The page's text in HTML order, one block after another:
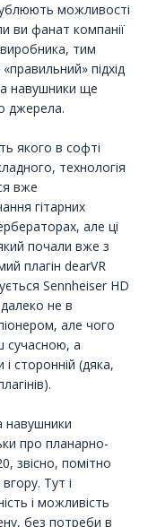
можливості
ви фанат компанії
тим
підхід
навушники ще
джерела.
якого в софті
технологія
вже
гітарних
але ці
почали вже з
плагін dearVR
Sennheiser HD
далеко не в
але чого
сучасною, а
сторонній (дяка,
про планарно-
звісно, помітно
Тут і
і можливість
без потреби в